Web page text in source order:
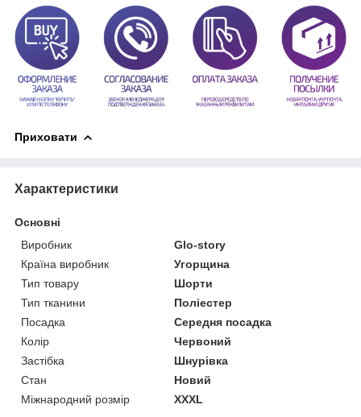
Приховати
Характеристики
Основні
Виробник
Glo-story
Країна виробник
Угорщина
Тип товару
Шорти
Тип тканини
Поліестер
Посадка
Середня посадка
Колір
Червоний
Застібка
Шнурівка
Стан
Новий
Міжнародний розмір
XXXL